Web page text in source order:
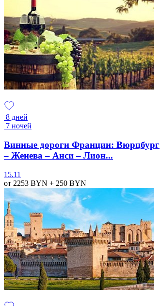
8 дней
7 ночей
Винные дороги Франции: Вюрцбург
– Женева – Анси – Лион...
15.11
от 2253 BYN + 250 BYN